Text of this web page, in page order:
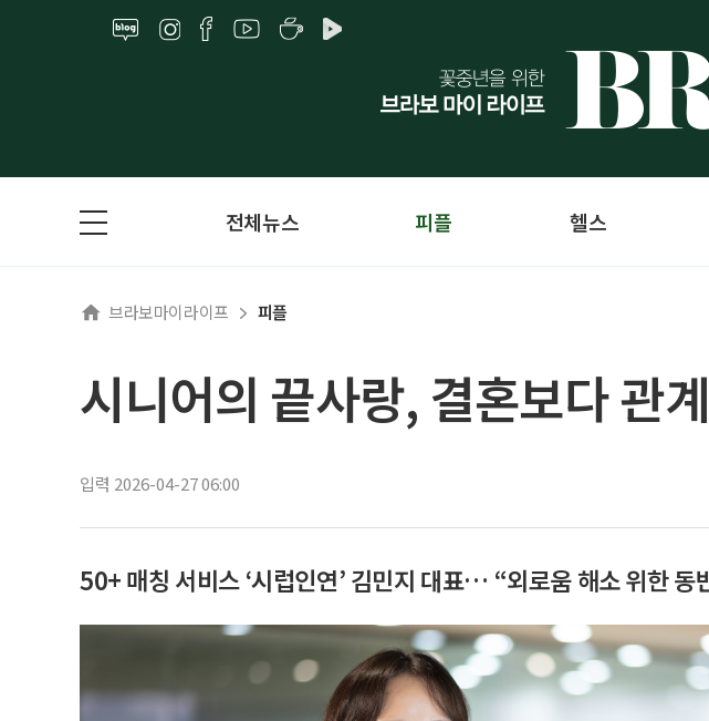
전체뉴스 피플 헬스
브라보마이라이프 피플
시니어의 끝사랑, 결혼보다 관
입력 2026-04-27 06:00
50+ 매칭 서비스 ‘시럽인연’ 김민지 대표… “외로움 해소 위한 동